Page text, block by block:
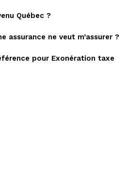
Québec ?
assurance ne veut m’assurer ?
pour Exonération taxe